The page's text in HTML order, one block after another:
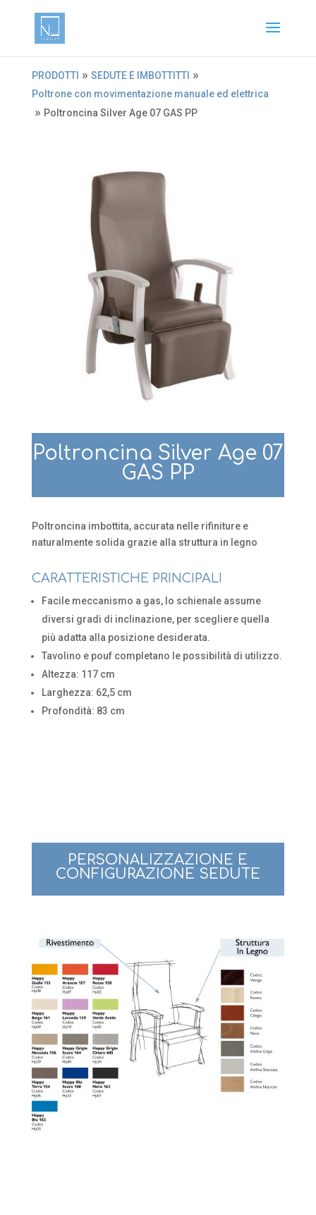
PRODOTTI » SEDUTE E IMBOTTITTI »
Poltrone con movimentazione manuale ed elettrica
» Poltroncina Silver Age 07 GAS PP
Poltroncina Silver Age 07
GAS PP
Poltroncina imbottita, accurata nelle rifiniture e
naturalmente solida grazie alla struttura in legno
CARATTERISTICHE PRINCIPALI
Facile meccanismo a gas, lo schienale assume
diversi gradi di inclinazione, per scegliere quella
più adatta alla posizione desiderata.
Tavolino e pouf completano le possibilità di utilizzo.
Altezza: 117 cm
Larghezza: 62,5 cm
Profondità: 83 cm
PERSONALIZZAZIONE E
CONFIGURAZIONE SEDUTE